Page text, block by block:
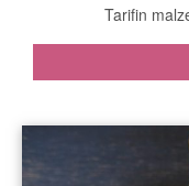
Tarifin